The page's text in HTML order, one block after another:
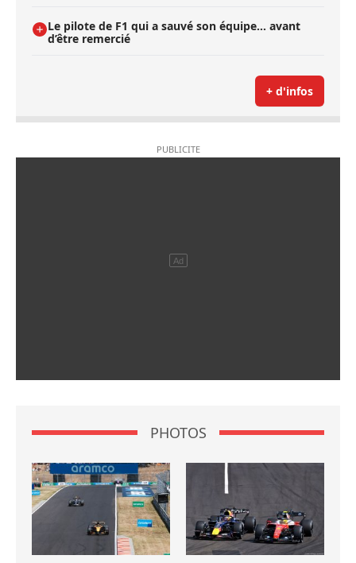
Le pilote de F1 qui a sauvé son équipe… avant
d’être remercié
+ d'infos
PHOTOS